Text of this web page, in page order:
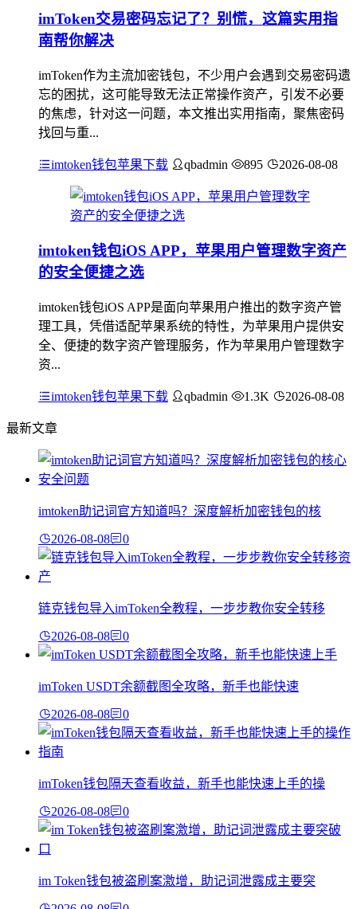
imToken交易密码忘记了？别慌，这篇实用指
南帮你解决
imToken作为主流加密钱包，不少用户会遇到交易密码遗
忘的困扰，这可能导致无法正常操作资产，引发不必要
的焦虑，针对这一问题，本文推出实用指南，聚焦密码
找回与重...
imtoken钱包苹果下载 qbadmin 895 2026-08-08
imtoken钱包iOS APP，苹果用户管理数字资产
的安全便捷之选
imtoken钱包iOS APP是面向苹果用户推出的数字资产管
理工具，凭借适配苹果系统的特性，为苹果用户提供安
全、便捷的数字资产管理服务，作为苹果用户管理数字
资...
imtoken钱包苹果下载 qbadmin 1.3K 2026-08-08
最新文章
imtoken助记词官方知道吗？深度解析加密钱包的核
2026-08-08 0
链克钱包导入imToken全教程，一步步教你安全转移
2026-08-08 0
imToken USDT余额截图全攻略，新手也能快速
2026-08-08 0
imToken钱包隔天查看收益，新手也能快速上手的操
2026-08-08 0
im Token钱包被盗刷案激增，助记词泄露成主要突